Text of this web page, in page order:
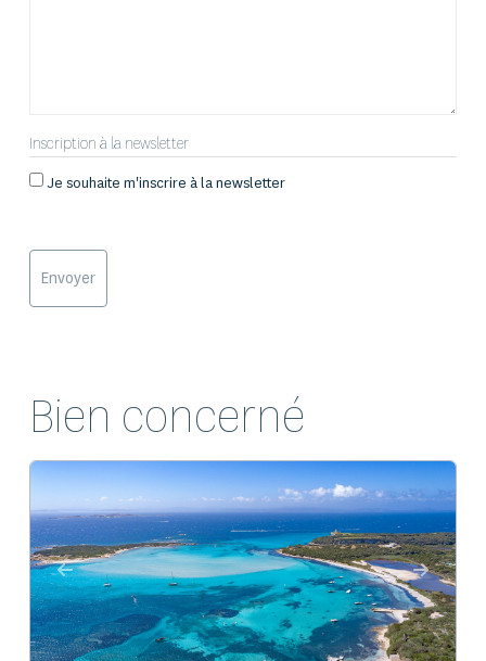
Inscription à la newsletter
Je souhaite m'inscrire à la newsletter
Bien concerné